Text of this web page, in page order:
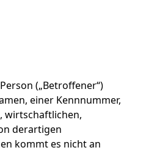
(„Betroffener“)
einer Kennnummer,
wirtschaftlichen,
derartigen
kommt es nicht an